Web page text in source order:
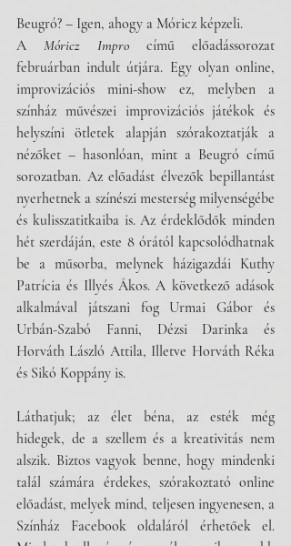
Beugró? – Igen, ahogy a Móricz képzeli.
A Móricz Impro című előadássorozat
februárban indult útjára. Egy olyan online,
improvizációs mini-show ez, melyben a
színház művészei improvizációs játékok és
helyszíni ötletek alapján szórakoztatják a
nézőket – hasonlóan, mint a Beugró című
sorozatban. Az előadást élvezők bepillantást
nyerhetnek a színészi mesterség milyenségébe
és kulisszatitkaiba is. Az érdeklődők minden
hét szerdáján, este 8 órától kapcsolódhatnak
be a műsorba, melynek házigazdái Kuthy
Patrícia és Illyés Ákos. A következő adások
alkalmával játszani fog Urmai Gábor és
Urbán-Szabó Fanni, Dézsi Darinka és
Horváth László Attila, Illetve Horváth Réka
és Sikó Koppány is.
Láthatjuk; az élet béna, az esték még
hidegek, de a szellem és a kreativitás nem
alszik. Biztos vagyok benne, hogy mindenki
talál számára érdekes, szórakoztató online
előadást, melyek mind, teljesen ingyenesen, a
Színház Facebook oldaláról érhetőek el.